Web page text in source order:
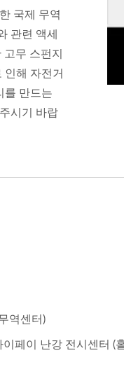
국제 무역
관련 액세
무 스펀지
인해 자전거
를 만드는
시기 바랍
역센터)
페이 난강 전시센터 (